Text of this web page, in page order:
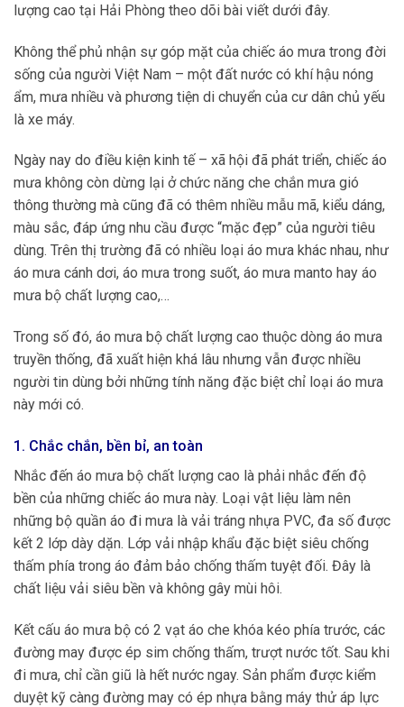
lượng cao tại Hải Phòng theo dõi bài viết dưới đây.
Không thể phủ nhận sự góp mặt của chiếc áo mưa trong đời
sống của người Việt Nam – một đất nước có khí hậu nóng
ẩm, mưa nhiều và phương tiện di chuyển của cư dân chủ yếu
là xe máy.
Ngày nay do điều kiện kinh tế – xã hội đã phát triển, chiếc áo
mưa không còn dừng lại ở chức năng che chắn mưa gió
thông thường mà cũng đã có thêm nhiều mẫu mã, kiểu dáng,
màu sắc, đáp ứng nhu cầu được “mặc đẹp” của người tiêu
dùng. Trên thị trường đã có nhiều loại áo mưa khác nhau, như
áo mưa cánh dơi, áo mưa trong suốt, áo mưa manto hay áo
mưa bộ chất lượng cao,…
Trong số đó, áo mưa bộ chất lượng cao thuộc dòng áo mưa
truyền thống, đã xuất hiện khá lâu nhưng vẫn được nhiều
người tin dùng bởi những tính năng đặc biệt chỉ loại áo mưa
này mới có.
1. Chắc chắn, bền bỉ, an toàn
Nhắc đến áo mưa bộ chất lượng cao là phải nhắc đến độ
bền của những chiếc áo mưa này. Loại vật liệu làm nên
những bộ quần áo đi mưa là vải tráng nhựa PVC, đa số được
kết 2 lớp dày dặn. Lớp vải nhập khẩu đặc biệt siêu chống
thấm phía trong áo đảm bảo chống thấm tuyệt đối. Đây là
chất liệu vải siêu bền và không gây mùi hôi.
Kết cấu áo mưa bộ có 2 vạt áo che khóa kéo phía trước, các
đường may được ép sim chống thấm, trượt nước tốt. Sau khi
đi mưa, chỉ cần giũ là hết nước ngay. Sản phẩm được kiểm
duyệt kỹ càng đường may có ép nhựa bằng máy thử áp lực